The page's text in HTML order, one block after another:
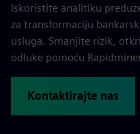
Iskoristite analitiku
za transformaciju
usluga. Smanjite rizik,
odluke pomoću
Kontaktirajte nas